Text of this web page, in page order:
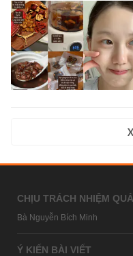
CHỊU TRÁCH NHIỆM
Bà Nguyễn Bích Minh
Ý KIẾN BÀI VIẾT